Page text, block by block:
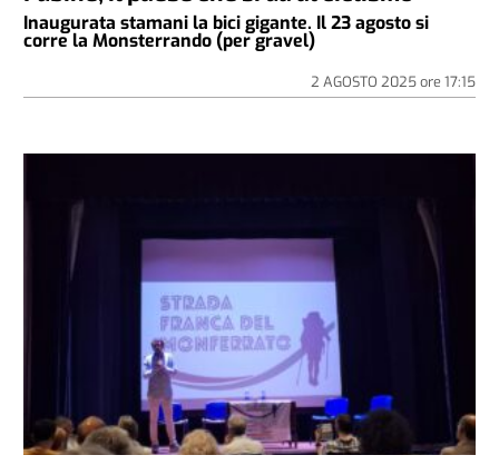
Inaugurata stamani la bici gigante. Il 23 agosto si
corre la Monsterrando (per gravel)
2 AGOSTO 2025ore 17:15